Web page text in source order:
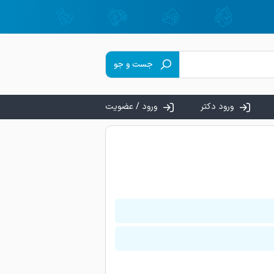
جست و جو
ورود دکتر ورود / عضویت